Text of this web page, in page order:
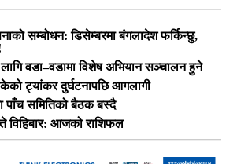
सम्बोधन: डिसेम्बरमा बंगलादेश फर्किन्छु,
लागि वडा–वडामा विशेष अभियान सञ्चालन हुने
ट्यांकर दुर्घटनापछि आगलागी
समितिको बैठक बस्दै
विहिबार: आजको राशिफल